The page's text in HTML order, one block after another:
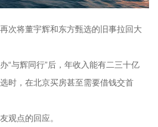
次将董宇辉和东方甄选的旧事拉回大
“与辉同行”后，年收入能有二三十亿
时，在北京买房甚至需要借钱交首
观点的回应。